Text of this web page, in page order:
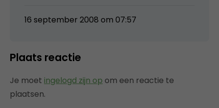
16 september 2008 om 07:57
Plaats reactie
Je moet ingelogd zijn op om een reactie te
plaatsen.